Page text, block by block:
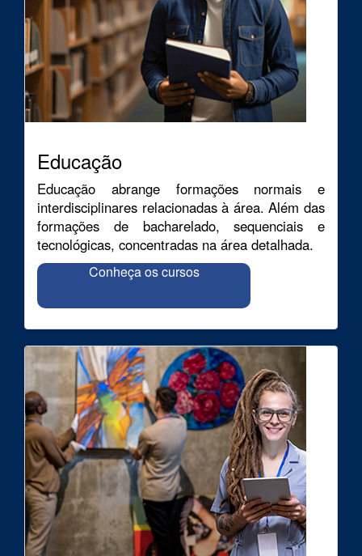
Educação
Educação abrange formações normais e
interdisciplinares relacionadas à área. Além das
formações de bacharelado, sequenciais e
tecnológicas, concentradas na área detalhada.
Conheça os cursos